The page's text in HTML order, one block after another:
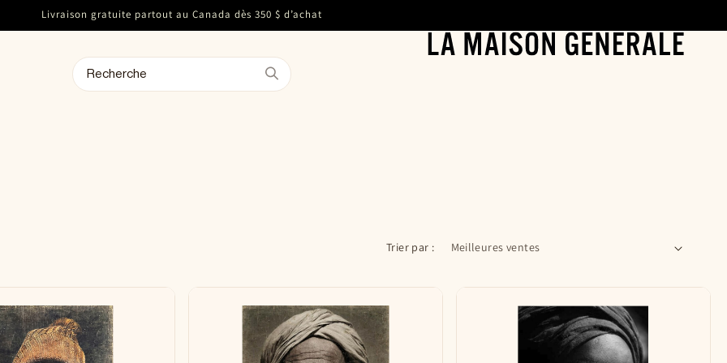
Livraison gratuite partout au Canada dès 350 $ d’achat
Trier par :